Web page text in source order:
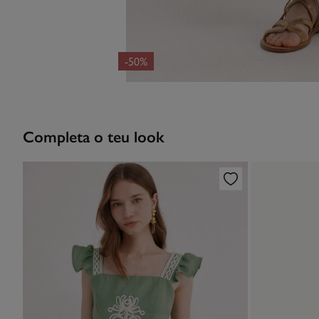
-50%
Completa o teu look